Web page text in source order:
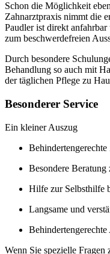
Schon die Möglichkeit
Zahnarztpraxis nimmt die
Paudler ist direkt
zum beschwerdefreien
Durch besondere
Behandlung so auch mit
der täglichen Pflege zu
Besonderer Service
Ein kleiner Auszug
Besondere
Hilfe zur Selbsthilfe
Langsame und
Wenn Sie spezielle